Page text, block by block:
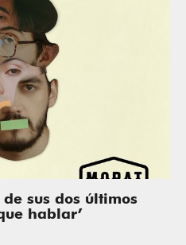
sus dos últimos
hablar’